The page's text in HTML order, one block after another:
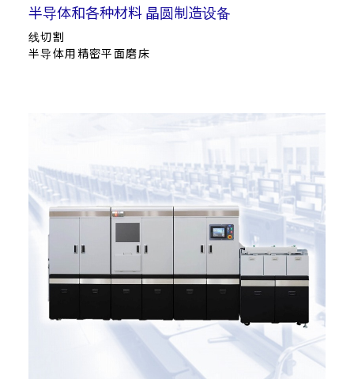
半导体和各种材料 晶圆制造设备
线切割
半导体用精密平面磨床